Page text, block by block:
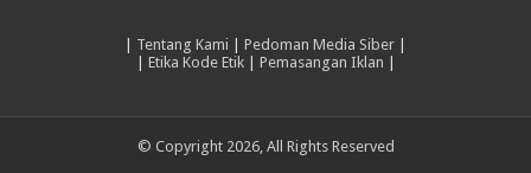
| Tentang Kami | Pedoman Media Siber |
| Etika Kode Etik| Pemasangan Iklan |
© Copyright 2026, All Rights Reserved